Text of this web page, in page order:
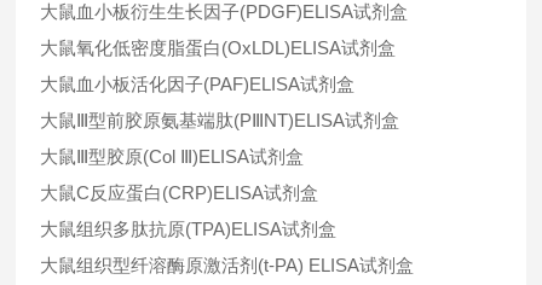
大鼠血小板衍生生长因子(PDGF)ELISA试剂盒
大鼠氧化低密度脂蛋白(OxLDL)ELISA试剂盒
大鼠血小板活化因子(PAF)ELISA试剂盒
大鼠Ⅲ型前胶原氨基端肽(PⅢNT)ELISA试剂盒
大鼠Ⅲ型胶原(Col Ⅲ)ELISA试剂盒
大鼠C反应蛋白(CRP)ELISA试剂盒
大鼠组织多肽抗原(TPA)ELISA试剂盒
大鼠组织型纤溶酶原激活剂(t-PA) ELISA试剂盒